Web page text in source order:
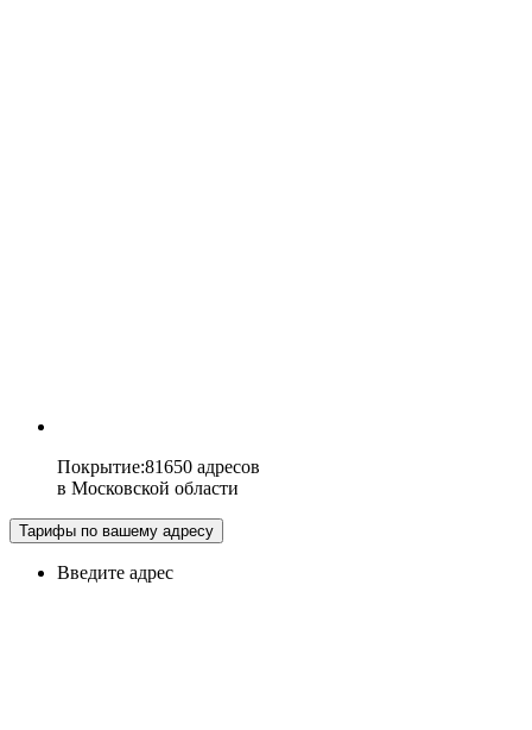
Покрытие:81650 адресов
в Московской области
Тарифы по вашему адресу
Введите адрес